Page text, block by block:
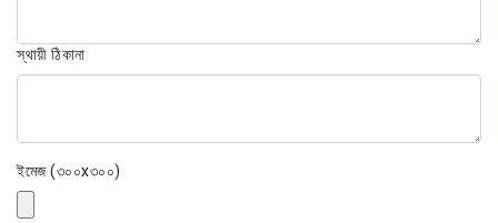
স্থায়ী ঠিকানা
ইমেজ (৩০০x৩০০)